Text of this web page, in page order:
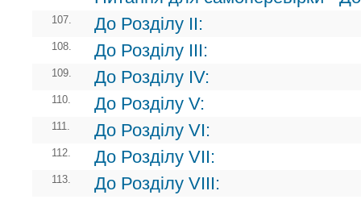
107. До Розділу II:
108. До Розділу III:
109. До Розділу IV:
110. До Розділу V:
111. До Розділу VI:
112. До Розділу VII:
113. До Розділу VIII: